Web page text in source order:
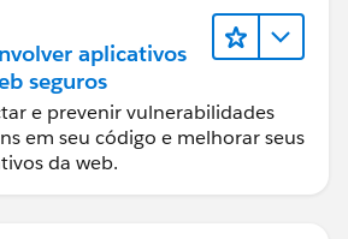
aplicativos
seguros
e prevenir vulnerabilidades
em seu código e melhorar seus
da web.